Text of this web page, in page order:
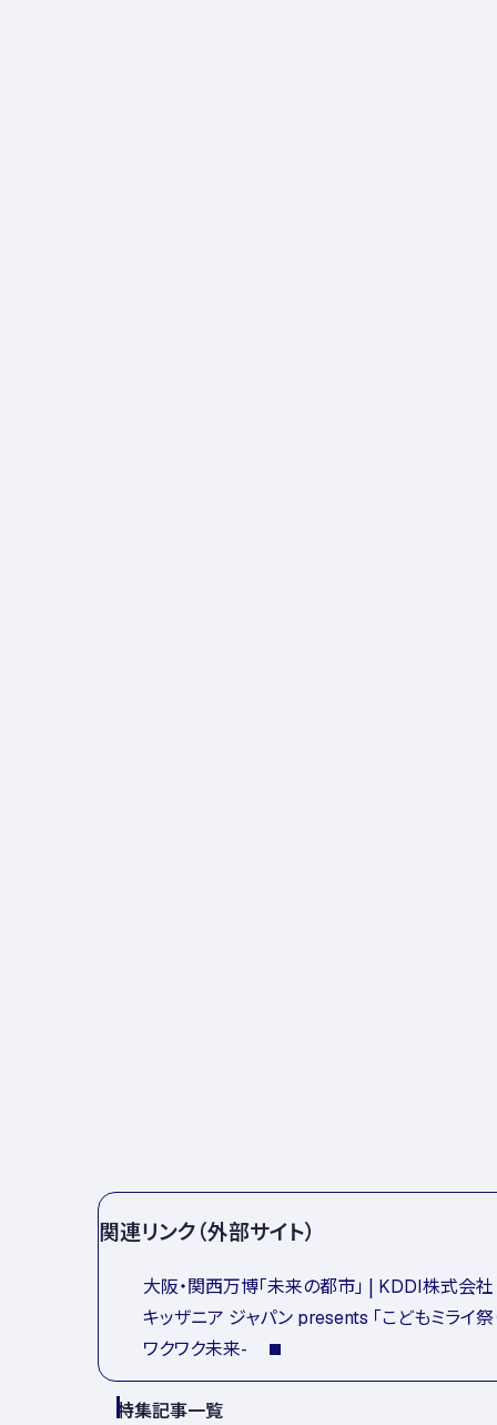
関連リンク（外部サイト）
大阪・関西万博「未来の都市」 | KDDI株式会社
キッザニア ジャパン presents 「こどもミライ
ワクワク未来-
特集記事一覧